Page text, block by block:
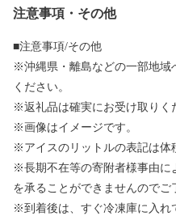
注意事項・その他
■注意事項/その他
※沖縄県・離島などの一部地域
ください。
※返礼品は確実にお受け取りく
※画像はイメージです。
※アイスのリットルの表記は体
※長期不在等の寄附者様事由に
を承ることができませんのでご
※到着後は、すぐ冷凍庫に入れ